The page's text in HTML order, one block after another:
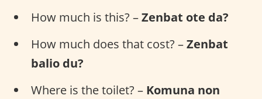
How much is this? –Zenbat ote da?
How much does that cost? –Zenbat
balio du?
Where is the toilet? – Komuna non